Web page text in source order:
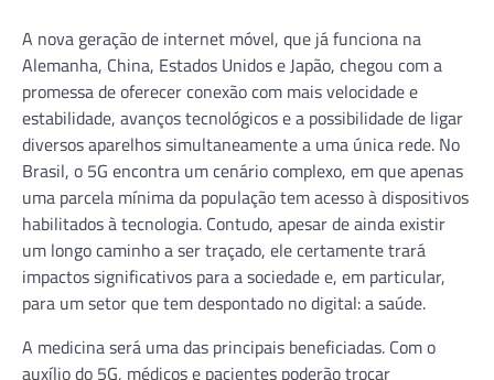
A nova geração de internet móvel, que já funciona na
Alemanha, China, Estados Unidos e Japão, chegou com a
promessa de oferecer conexão com mais velocidade e
estabilidade, avanços tecnológicos e a possibilidade de ligar
diversos aparelhos simultaneamente a uma única rede. No
Brasil, o 5G encontra um cenário complexo, em que apenas
uma parcela mínima da população tem acesso à dispositivos
habilitados à tecnologia. Contudo, apesar de ainda existir
um longo caminho a ser traçado, ele certamente trará
impactos significativos para a sociedade e, em particular,
para um setor que tem despontado no digital: a saúde.
A medicina será uma das principais beneficiadas. Com o
auxílio do 5G, médicos e pacientes poderão trocar